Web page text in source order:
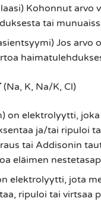
Kohonnut arvo
tai
Jos arvo
(Na, K, Na/K, Cl)
on elektrolyytti,
ja/tai ripuloi
tai Addisonin
eläimen
elektrolyytti, jota
ripuloi tai virtsaa